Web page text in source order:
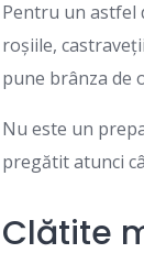
Pentru un astfel
roșiile,
pune brânza de
Nu este un
pregătit atunci
Clătite